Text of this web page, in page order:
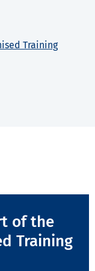
Training
of the
Training